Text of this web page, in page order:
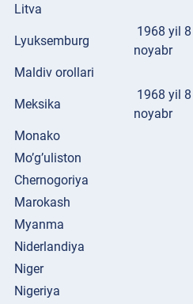
Litva
Lyuksemburg
1968 yil 8
noyabr
Maldiv orollari
Meksika
1968 yil 8
noyabr
Monako
Mo’g’uliston
Chernogoriya
Marokash
Myanma
Niderlandiya
Niger
Nigeriya